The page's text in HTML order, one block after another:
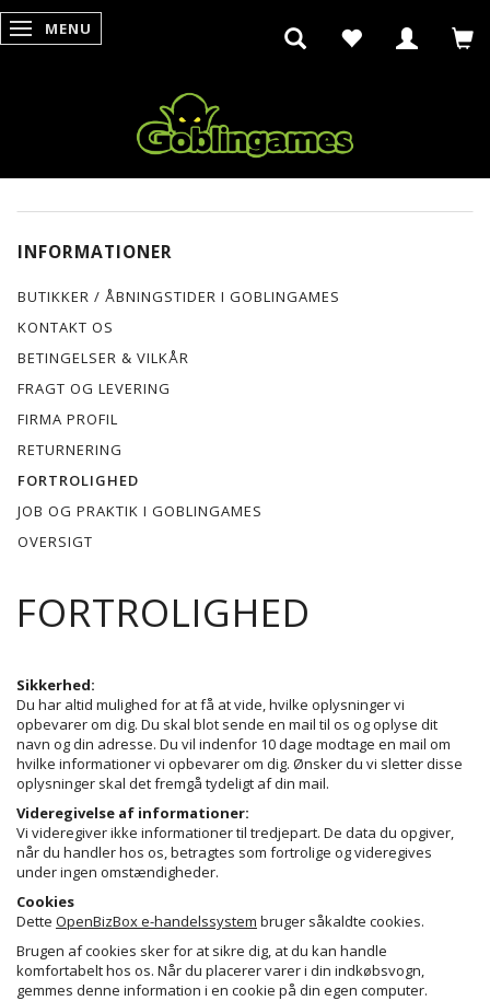
SKIFTE NAVIGATION
MENU
INFORMATIONER
BUTIKKER / ÅBNINGSTIDER I GOBLINGAMES
KONTAKT OS
BETINGELSER & VILKÅR
FRAGT OG LEVERING
FIRMA PROFIL
RETURNERING
FORTROLIGHED
JOB OG PRAKTIK I GOBLINGAMES
OVERSIGT
FORTROLIGHED
Sikkerhed:
Du har altid mulighed for at få at vide, hvilke oplysninger vi
opbevarer om dig. Du skal blot sende en mail til os og oplyse dit
navn og din adresse. Du vil indenfor 10 dage modtage en mail om
hvilke informationer vi opbevarer om dig. Ønsker du vi sletter disse
oplysninger skal det fremgå tydeligt af din mail.
Videregivelse af informationer:
Vi videregiver ikke informationer til tredjepart. De data du opgiver,
når du handler hos os, betragtes som fortrolige og videregives
under ingen omstændigheder.
Cookies
Dette OpenBizBox e-handelssystem bruger såkaldte cookies.
Brugen af cookies sker for at sikre dig, at du kan handle
komfortabelt hos os. Når du placerer varer i din indkøbsvogn,
gemmes denne information i en cookie på din egen computer.